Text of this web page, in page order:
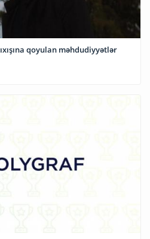
qoyulan məhdudiyyətlər